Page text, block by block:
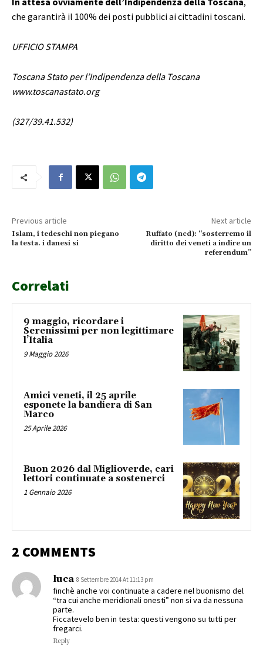
che garantirà il 100% dei posti pubblici ai cittadini toscani.
UFFICIO STAMPA
Toscana Stato per l’Indipendenza della Toscana
www.toscanastato.org
(327/39.41.532)
Previous article
Islam, i tedeschi non piegano
la testa. i danesi si
Next article
Ruffato (ncd): “sosterremo il
diritto dei veneti a indire un
referendum”
Correlati
9 maggio, ricordare i
Serenissimi per non legittimare
l’Italia
9 Maggio 2026
Amici veneti, il 25 aprile
esponete la bandiera di San
Marco
25 Aprile 2026
Buon 2026 dal Miglioverde, cari
lettori continuate a sostenerci
1 Gennaio 2026
2 COMMENTS
luca 8 Settembre 2014 At 11:13 pm
finchè anche voi continuate a cadere nel buonismo del
“tra cui anche meridionali onesti” non si va da nessuna
parte.
Ficcatevelo ben in testa: questi vengono su tutti per
fregarci.
Reply